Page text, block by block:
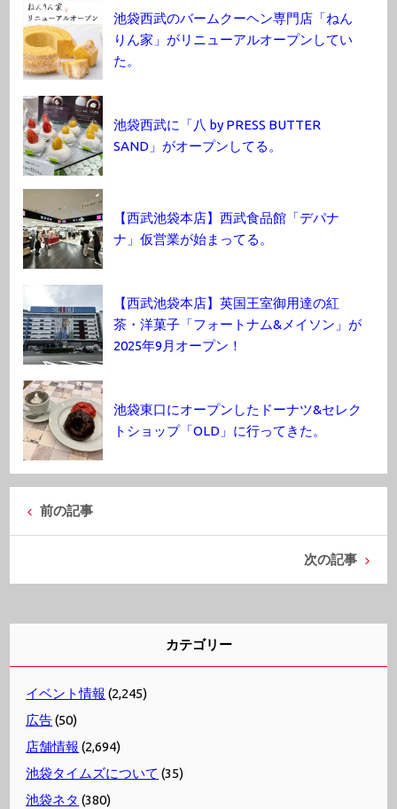
池袋西武のバームクーヘン専門店「ねん
りん家」がリニューアルオープンしてい
た。
池袋西武に「八 by PRESS BUTTER
SAND」がオープンしてる。
【西武池袋本店】西武食品館「デパナ
ナ」仮営業が始まってる。
【西武池袋本店】英国王室御用達の紅
茶・洋菓子「フォートナム&メイソン」が
2025年9月オープン！
池袋東口にオープンしたドーナツ&セレク
トショップ「OLD」に行ってきた。
前の記事
次の記事
カテゴリー
イベント情報 (2,245)
広告(50)
店舗情報 (2,694)
池袋タイムズについて (35)
池袋ネタ (380)